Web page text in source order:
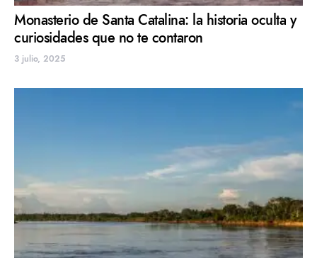
Monasterio de Santa Catalina: la historia oculta y
curiosidades que no te contaron
3 julio, 2025